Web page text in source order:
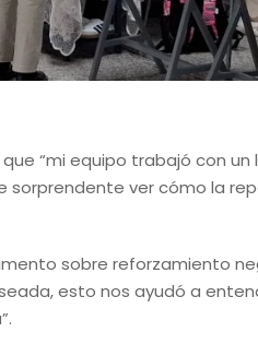
“mi equipo trabajó con un
sorprendente ver cómo la
sobre reforzamiento
esto nos ayudó a